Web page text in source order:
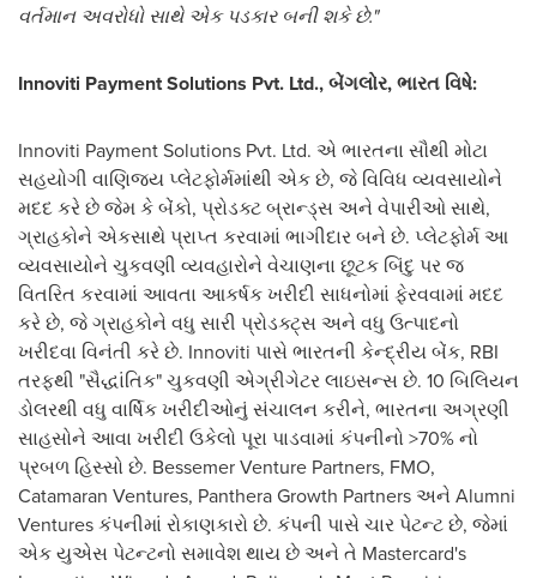
વર્તમાન અવરોધો સાથે એક પડકાર બની શકે છે."
Innoviti Payment Solutions Pvt. Ltd., બેંગલોર, ભારત વિષે:
Innoviti Payment Solutions Pvt. Ltd. એ ભારતના સૌથી મોટા
સહયોગી વાણિજ્ય પ્લેટફોર્મમાંથી એક છે, જે વિવિધ વ્યવસાયોને
મદદ કરે છે જેમ કે બેંકો, પ્રોડક્ટ બ્રાન્ડ્સ અને વેપારીઓ સાથે,
ગ્રાહકોને એકસાથે પ્રાપ્ત કરવામાં ભાગીદાર બને છે. પ્લેટફોર્મ આ
વ્યવસાયોને ચુકવણી વ્યવહારોને વેચાણના છૂટક બિંદુ પર જ
વિતરિત કરવામાં આવતા આકર્ષક ખરીદી સાધનોમાં ફેરવવામાં મદદ
કરે છે, જે ગ્રાહકોને વધુ સારી પ્રોડક્ટ્સ અને વધુ ઉત્પાદનો
ખરીદવા વિનંતી કરે છે. Innoviti પાસે ભારતની કેન્દ્રીય બેંક, RBI
તરફથી "સૈદ્ધાંતિક" ચુકવણી એગ્રીગેટર લાઇસન્સ છે. 10 બિલિયન
ડોલરથી વધુ વાર્ષિક ખરીદીઓનું સંચાલન કરીને, ભારતના અગ્રણી
સાહસોને આવા ખરીદી ઉકેલો પૂરા પાડવામાં કંપનીનો >70% નો
પ્રબળ હિસ્સો છે. Bessemer Venture Partners, FMO,
Catamaran Ventures, Panthera Growth Partners અને Alumni
Ventures કંપનીમાં રોકાણકારો છે. કંપની પાસે ચાર પેટન્ટ છે, જેમાં
એક યુએસ પેટન્ટનો સમાવેશ થાય છે અને તે Mastercard's